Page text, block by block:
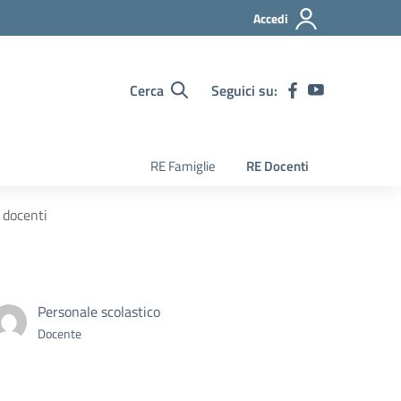
Accedi
Cerca Seguici su:
RE Famiglie RE Docenti
Personale scolastico
Docente